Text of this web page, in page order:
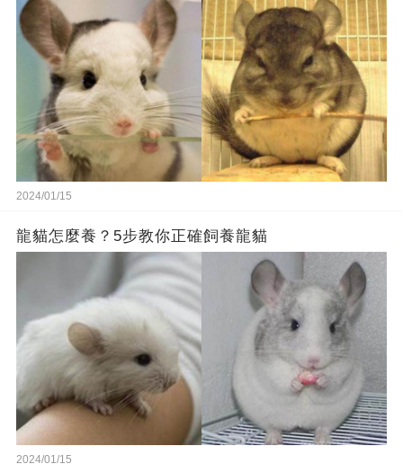
2024/01/15
龍貓怎麼養？5步教你正確飼養龍貓
2024/01/15